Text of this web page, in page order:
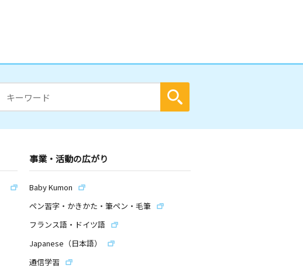
事業・活動の広がり
Baby Kumon
ペン習字・かきかた・筆ペン・毛筆
フランス語・ドイツ語
Japanese（日本語）
通信学習